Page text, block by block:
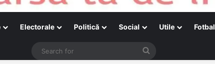
Electorale Politică Social Utile Fotbal
Search